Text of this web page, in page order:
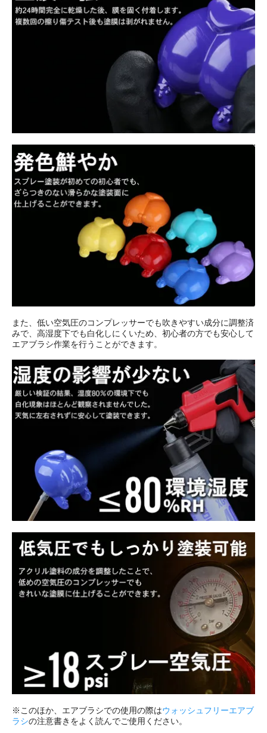
また、低い空気圧のコンプレッサーでも吹きやすい成分に調整済
みで、高湿度下でも白化しにくいため、初心者の方でも安心して
エアブラシ作業を行うことができます。
※このほか、エアブラシでの使用の際はウォッシュフリーエアブ
ラシの注意書きをよく読んでご使用ください。